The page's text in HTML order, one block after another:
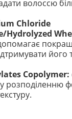
волоссю
Chloride
Hydrolyzed
його
Copolymer:
розподіленню